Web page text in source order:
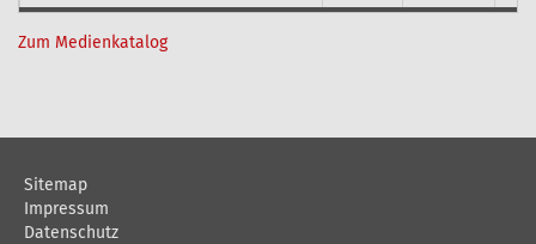
Zum Medienkatalog
Sitemap
Impressum
Datenschutz